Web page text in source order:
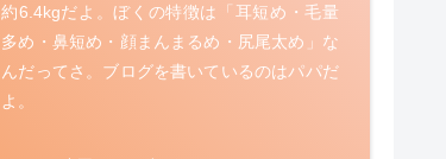
約6.4kgだよ。ぼくの特徴は「耳短め・毛量
多め・鼻短め・顔まんまるめ・尻尾太め」な
んだってさ。ブログを書いているのはパパだ
よ。